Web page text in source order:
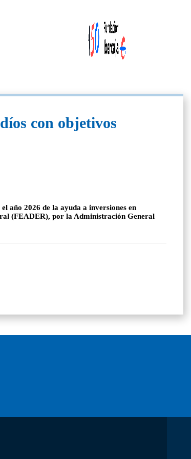
con objetivos
año 2026 de la ayuda a inversiones en
(FEADER), por la Administración General